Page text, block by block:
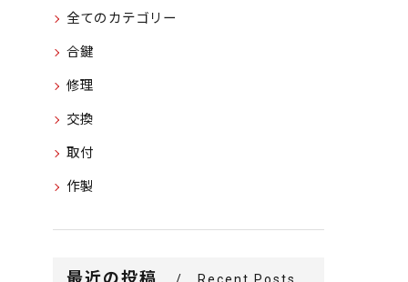
全てのカテゴリー
合鍵
修理
交換
取付
作製
最近の投稿 Recent Posts